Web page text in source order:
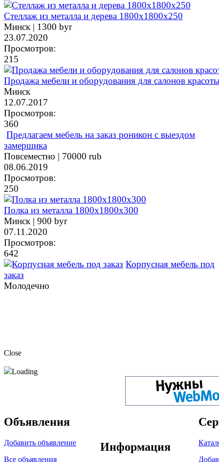
Стеллаж из металла и дерева 1800х1800х250
Минск | 1300 byr
23.07.2020
Просмотров:
215
Продажа мебели и оборудования для салонов
Минск
12.07.2017
Просмотров:
360
Предлагаем мебель на заказ роникон с выездом
замерщика
Повсеместно | 70000 rub
08.06.2019
Просмотров:
250
Полка из металла 1800х1800х300
Минск | 900 byr
07.11.2020
Просмотров:
642
Корпусная мебель под
заказ
Молодечно
Close
Loading
Объявления
Добавить объявление
Все объявления
Информация